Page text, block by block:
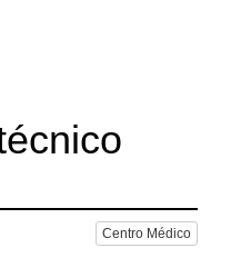
Centro Médico